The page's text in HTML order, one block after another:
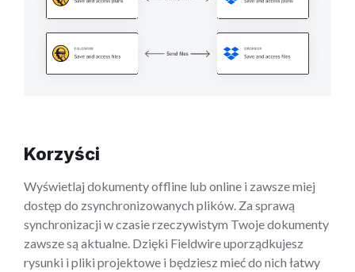
Korzyści
Wyświetlaj dokumenty offline lub online i zawsze miej
dostęp do zsynchronizowanych plików. Za sprawą
synchronizacji w czasie rzeczywistym Twoje dokumenty
zawsze są aktualne. Dzięki Fieldwire uporządkujesz
rysunki i pliki projektowe i będziesz mieć do nich łatwy